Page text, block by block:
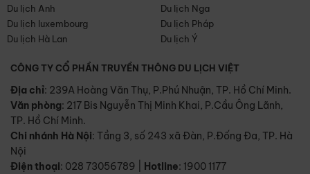
Du lịch Anh
Du lịch Nga
Du lịch luxembourg
Du lịch Pháp
Du lịch Hà Lan
Du lịch Ý
CÔNG TY CỔ PHẦN TRUYỀN THÔNG DU LỊCH VIỆT
Địa chỉ: 239A Hoàng Văn Thụ, P.Phú Nhuận, TP. Hồ Chí Minh.
Văn phòng: 217 Bis Nguyễn Thị Minh Khai, P.Cầu Ông Lãnh,
TP. Hồ Chí Minh.
Chi nhánh Hà Nội: Tầng 3, số 243 xã Đàn, P.Đống Đa, TP. Hà
Nội
Điện thoại: 028 73056789 Hotline: 1900 1177